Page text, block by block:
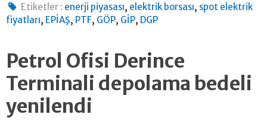
Etiketler : enerji piyasası, elektrik borsası, spot elektrik
fiyatları, EPİAŞ, PTF, GÖP, GİP, DGP
Petrol Ofisi Derince
Terminali depolama bedeli
yenilendi